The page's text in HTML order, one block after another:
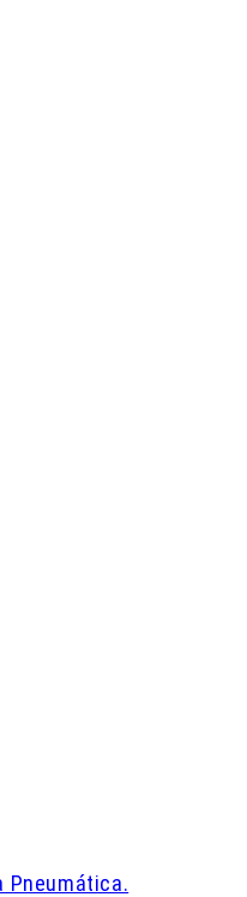
Pneumática.